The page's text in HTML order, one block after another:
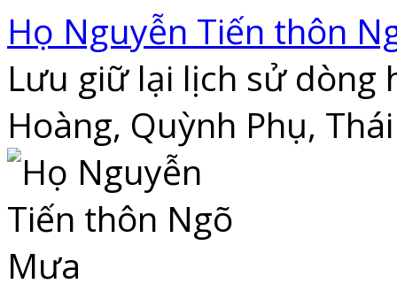
Skip
to
content
Họ Nguyễn Tiến thôn
Lưu giữ lại lịch sử dòng
Hoàng, Quỳnh Phụ,